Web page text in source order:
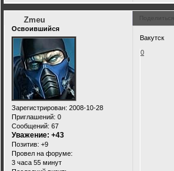
Поделиться
Zmeu
Освоившийся
Зарегистрирован: 2008-10-28
Приглашений: 0
Сообщений: 67
Уважение: +43
Позитив: +9
Провел на форуме:
3 часа 55 минут
Вакутск
0